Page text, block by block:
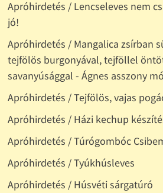
Apróhirdetés / Lencseleves nem
jó!
Apróhirdetés / Mangalica zsírban
tejfölös burgonyával, tejföllel
savanyúsággal - Ágnes asszony
Apróhirdetés / Tejfölös, vajas
Apróhirdetés / Házi kechup
Apróhirdetés / Túrógombóc
Apróhirdetés / Tyúkhúsleves
Apróhirdetés / Húsvéti sárgatúró